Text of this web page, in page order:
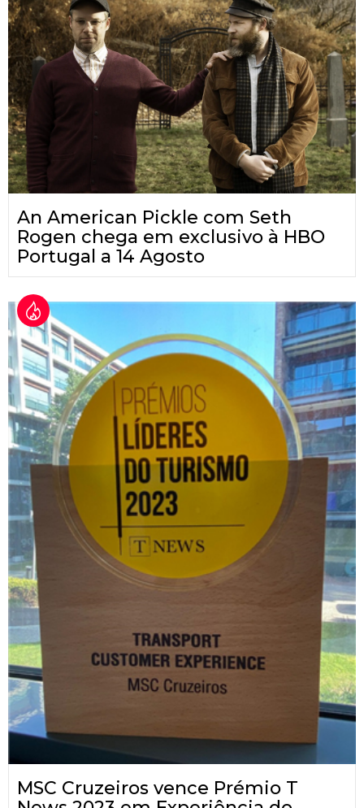
An American Pickle com Seth
Rogen chega em exclusivo à HBO
Portugal a 14 Agosto
MSC Cruzeiros vence Prémio T